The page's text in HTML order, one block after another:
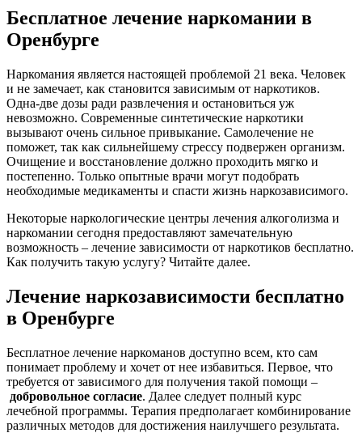
Бесплатное лечение наркомании в
Оренбурге
Наркомания является настоящей проблемой 21 века. Человек
и не замечает, как становится зависимым от наркотиков.
Одна-две дозы ради развлечения и остановиться уж
невозможно. Современные синтетические наркотики
вызывают очень сильное привыкание. Самолечение не
поможет, так как сильнейшему стрессу подвержен организм.
Очищение и восстановление должно проходить мягко и
постепенно. Только опытные врачи могут подобрать
необходимые медикаменты и спасти жизнь наркозависимого.
Некоторые наркологические центры лечения алкоголизма и
наркомании сегодня предоставляют замечательную
возможность – лечение зависимости от наркотиков бесплатно.
Как получить такую услугу? Читайте далее.
Лечение наркозависимости бесплатно
в Оренбурге
Бесплатное лечение наркоманов доступно всем, кто сам
понимает проблему и хочет от нее избавиться. Первое, что
требуется от зависимого для получения такой помощи –
добровольное согласие. Далее следует полный курс
лечебной программы. Терапия предполагает комбинирование
различных методов для достижения наилучшего результата.